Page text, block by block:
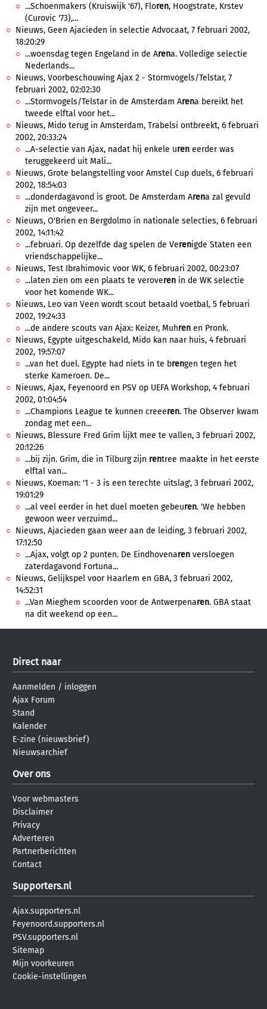
...Schoenmakers (Kruiswijk '67), Floren, Hoogstrate, Krstev
(Curovic '73),...
Nieuws, Geen Ajacieden in selectie Advocaat, 7 februari 2002,
18:20:29
...woensdag tegen Engeland in de Arena. Volledige selectie
Nederlands...
Nieuws, Voorbeschouwing Ajax 2 - Stormvogels/Telstar, 7
februari 2002, 02:02:30
...Stormvogels/Telstar in de Amsterdam Arena bereikt het
tweede elftal voor het...
Nieuws, Mido terug in Amsterdam, Trabelsi ontbreekt, 6 februari
2002, 20:33:24
...A-selectie van Ajax, nadat hij enkele uren eerder was
teruggekeerd uit Mali...
Nieuws, Grote belangstelling voor Amstel Cup duels, 6 februari
2002, 18:54:03
...donderdagavond is groot. De Amsterdam Arena zal gevuld
zijn met ongeveer...
Nieuws, O'Brien en Bergdolmo in nationale selecties, 6 februari
2002, 14:11:42
...februari. Op dezelfde dag spelen de Verenigde Staten een
vriendschappelijke...
Nieuws, Test Ibrahimovic voor WK, 6 februari 2002, 00:23:07
...laten zien om een plaats te veroveren in de WK selectie
voor het komende WK...
Nieuws, Leo van Veen wordt scout betaald voetbal, 5 februari
2002, 19:24:33
...de andere scouts van Ajax: Keizer, Muhren en Pronk.
Nieuws, Egypte uitgeschakeld, Mido kan naar huis, 4 februari
2002, 19:57:07
...van het duel. Egypte had niets in te brengen tegen het
sterke Kameroen. De...
Nieuws, Ajax, Feyenoord en PSV op UEFA Workshop, 4 februari
2002, 01:04:54
...Champions League te kunnen creeeren. The Observer kwam
zondag met een...
Nieuws, Blessure Fred Grim lijkt mee te vallen, 3 februari 2002,
20:12:26
...bij zijn. Grim, die in Tilburg zijn rentree maakte in het eerste
elftal van...
Nieuws, Koeman: '1 - 3 is een terechte uitslag', 3 februari 2002,
19:01:29
...al veel eerder in het duel moeten gebeuren. 'We hebben
gewoon weer verzuimd...
Nieuws, Ajacieden gaan weer aan de leiding, 3 februari 2002,
17:12:50
...Ajax, volgt op 2 punten. De Eindhovenaren versloegen
zaterdagavond Fortuna...
Nieuws, Gelijkspel voor Haarlem en GBA, 3 februari 2002,
14:52:31
...Van Mieghem scoorden voor de Antwerpenaren. GBA staat
na dit weekend op een...
Direct naar
Aanmelden / inloggen
Ajax Forum
Stand
Kalender
E-zine (nieuwsbrief)
Nieuwsarchief
Over ons
Voor webmasters
Disclaimer
Privacy
Adverteren
Partnerberichten
Contact
Supporters.nl
Ajax.supporters.nl
Feyenoord.supporters.nl
PSV.supporters.nl
Sitemap
Mijn voorkeuren
Cookie-instellingen